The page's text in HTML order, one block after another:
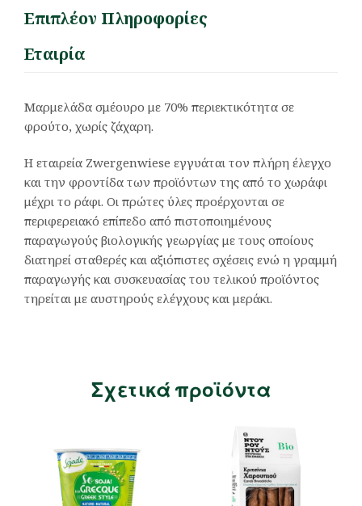
Επιπλέον Πληροφορίες
Εταιρία
Μαρμελάδα σμέουρο με 70% περιεκτικότητα σε
φρούτο, χωρίς ζάχαρη.
Η εταιρεία Zwergenwiese εγγυάται τον πλήρη έλεγχο
και την φροντίδα των προϊόντων της από το χωράφι
μέχρι το ράφι. Οι πρώτες ύλες προέρχονται σε
περιφερειακό επίπεδο από πιστοποιημένους
παραγωγούς βιολογικής γεωργίας με τους οποίους
διατηρεί σταθερές και αξιόπιστες σχέσεις ενώ η γραμμή
παραγωγής και συσκευασίας του τελικού προϊόντος
τηρείται με αυστηρούς ελέγχους και μεράκι.
Σχετικά προϊόντα